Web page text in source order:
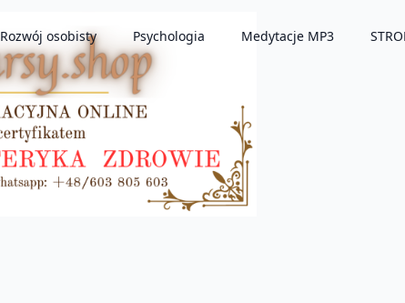
Rozwój osobisty Psychologia Medytacje MP3